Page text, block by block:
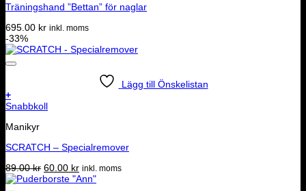
Träningshand ”Bettan” för naglar
695.00 kr inkl. moms
-33%
Lägg till Önskelistan
+
Snabbkoll
Manikyr
SCRATCH – Specialremover
89.00kr Det
ursprungliga
60.00 krDet
nuvarande
inkl. moms